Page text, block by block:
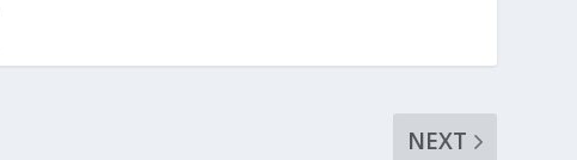
NEXT